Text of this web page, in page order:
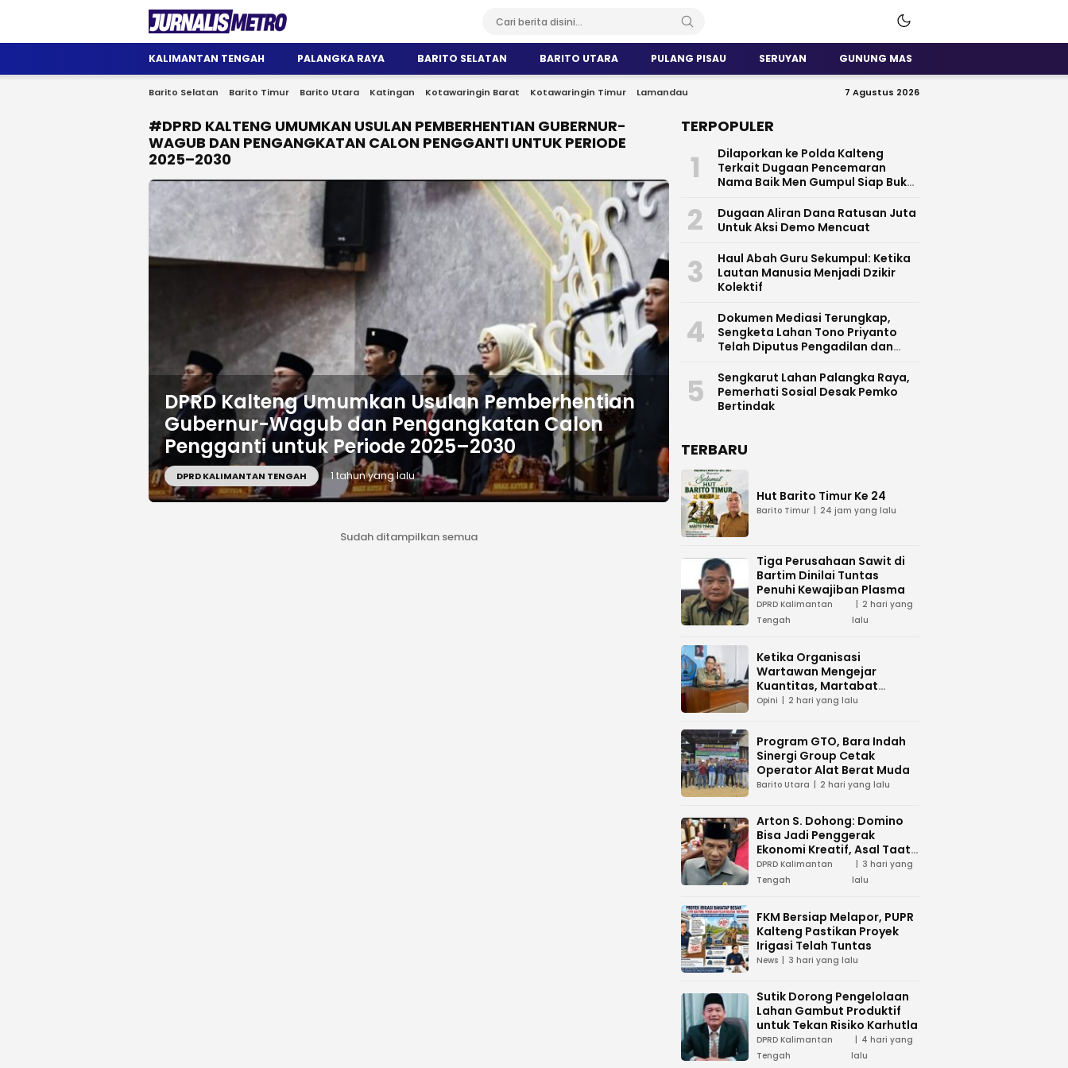
Jurnalis Metro
Satu Wadah Informasi
KALIMANTAN TENGAH PALANGKA RAYA BARITO SELATAN BARITO UTARA PULANG PISAU SERUYAN GUNUNG MAS
Barito Selatan Barito Timur Barito Utara Katingan Kotawaringin Barat Kotawaringin Timur Lamandau 7 Agustus 2026
#DPRD KALTENG UMUMKAN USULAN PEMBERHENTIAN GUBERNUR-
WAGUB DAN PENGANGKATAN CALON PENGGANTI UNTUK PERIODE
2025–2030
DPRD Kalteng Umumkan Usulan Pemberhentian
Gubernur-Wagub dan Pengangkatan Calon
Pengganti untuk Periode 2025–2030
DPRD KALIMANTAN TENGAH 1 tahun yang lalu
Sudah ditampilkan semua
TERPOPULER
1
Dilaporkan ke Polda Kalteng
Terkait Dugaan Pencemaran
Nama Baik Men Gumpul Siap Buka
2
Dugaan Aliran Dana Ratusan Juta
Untuk Aksi Demo Mencuat
3
Haul Abah Guru Sekumpul: Ketika
Lautan Manusia Menjadi Dzikir
Kolektif
4
​Dokumen Mediasi Terungkap,
Sengketa Lahan Tono Priyanto
Telah Diputus Pengadilan dan
5
Sengkarut Lahan Palangka Raya,
Pemerhati Sosial Desak Pemko
Bertindak
TERBARU
Hut Barito Timur Ke 24
Barito Timur 24 jam yang lalu
Tiga Perusahaan Sawit di
Bartim Dinilai Tuntas
Penuhi Kewajiban Plasma
DPRD Kalimantan
Tengah
2 hari yang
lalu
Ketika Organisasi
Wartawan Mengejar
Kuantitas, Martabat
Profesi Menjadi Taruhan
Opini 2 hari yang lalu
Program GTO, Bara Indah
Sinergi Group Cetak
Operator Alat Berat Muda
Barito Utara 2 hari yang lalu
Arton S. Dohong: Domino
Bisa Jadi Penggerak
Ekonomi Kreatif, Asal Taat
Aturan
DPRD Kalimantan
Tengah
3 hari yang
lalu
FKM Bersiap Melapor, PUPR
Kalteng Pastikan Proyek
Irigasi Telah Tuntas
News 3 hari yang lalu
Sutik Dorong Pengelolaan
Lahan Gambut Produktif
untuk Tekan Risiko Karhutla
DPRD Kalimantan
Tengah
4 hari yang
lalu